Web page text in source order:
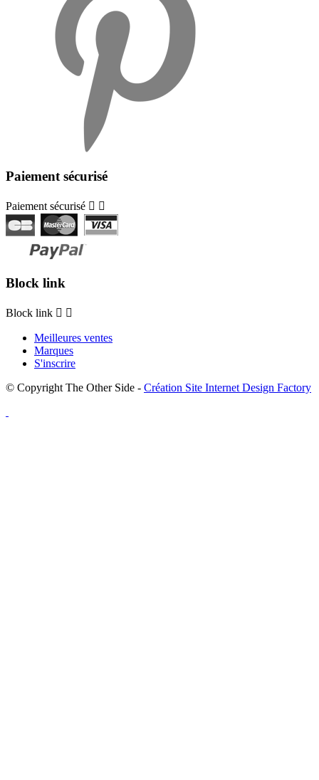
Paiement sécurisé
Paiement sécurisé  
Block link
Block link  
Meilleures ventes
Marques
S'inscrire
© Copyright The Other Side - Création Site Internet Design Factory